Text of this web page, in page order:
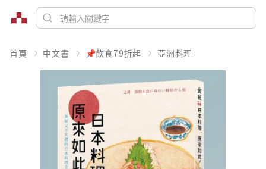
首頁 中文書 📌飲食79折起 亞洲料理